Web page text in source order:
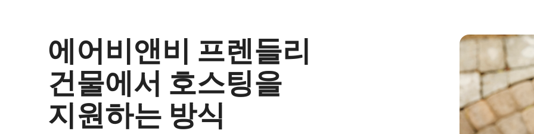
에어비앤비 프렌들리
건물에서 호스팅을
지원하는 방식